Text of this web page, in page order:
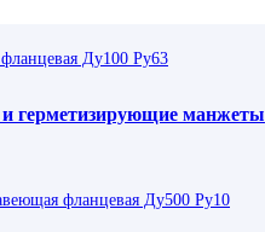
герметизирующие манжеты
Ду100 Ру63
фланцевая Ду500 Ру10